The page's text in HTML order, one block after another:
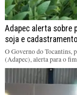
Adapec alerta sobre
soja e
O Governo do Tocantins,
(Adapec), alerta para o